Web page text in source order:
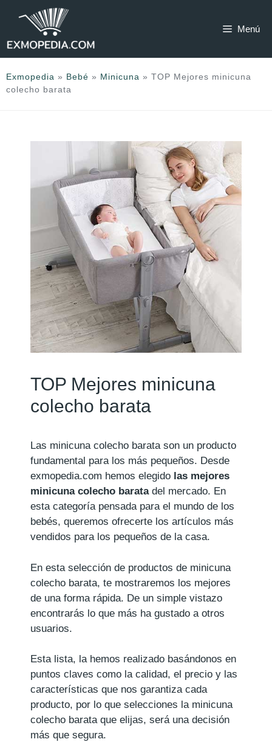
Menú
Exmopedia » Bebé » Minicuna » TOP Mejores minicuna
colecho barata
TOP Mejores minicuna
colecho barata
Las minicuna colecho barata son un producto
fundamental para los más pequeños. Desde
exmopedia.com hemos elegido las mejores
minicuna colecho baratadel mercado. En
esta categoría pensada para el mundo de los
bebés, queremos ofrecerte los artículos más
vendidos para los pequeños de la casa.
En esta selección de productos de minicuna
colecho barata, te mostraremos los mejores
de una forma rápida. De un simple vistazo
encontrarás lo que más ha gustado a otros
usuarios.
Esta lista, la hemos realizado basándonos en
puntos claves como la calidad, el precio y las
características que nos garantiza cada
producto, por lo que selecciones la minicuna
colecho barata que elijas, será una decisión
más que segura.